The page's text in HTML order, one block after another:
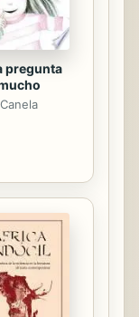
con...
pregunta
Canela